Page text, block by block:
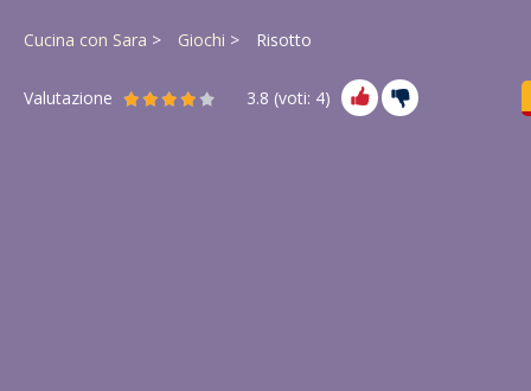
Cucina con Sara Giochi Risotto
Valutazione 3.8 (voti: 4)